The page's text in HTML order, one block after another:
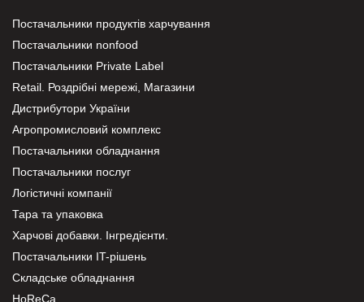
Постачальники продуктів харчування
Постачальники nonfood
Постачальники Private Label
Retail. Роздрібні мережі, Магазини
Дистрибутори України
Агропромисловий комплекс
Постачальники обладнання
Постачальники послуг
Логістичні компанії
Тара та упаковка
Харчові добавки. Інгредієнти.
Постачальники IT-рішень
Складське обладнання
HoReCa